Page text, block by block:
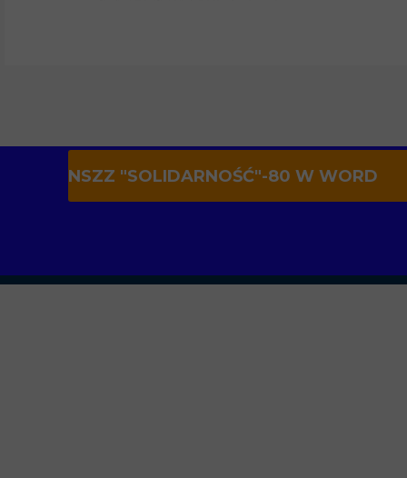
NSZZ "SOLIDARNOŚĆ"-80 W WORD